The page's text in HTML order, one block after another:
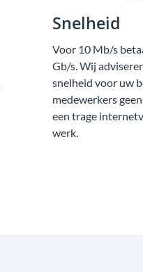
Snelheid
Voor 10 Mb/s
Gb/s. Wij
snelheid voor uw
medewerkers
een trage
werk.